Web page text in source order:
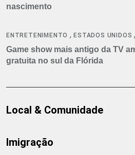
nascimento
ENTRETENIMENTO ,ESTADOS UNIDOS
Game show mais antigo da TV
gratuita no sul da Flórida
Local & Comunidade
Imigração